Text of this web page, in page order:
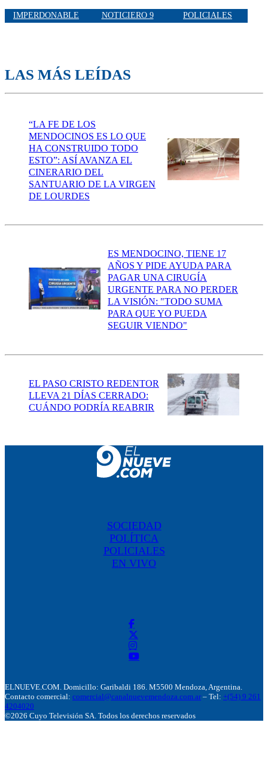
IMPERDONABLE NOTICIERO 9 POLICIALES
LAS MÁS LEÍDAS
“LA FE DE LOS
MENDOCINOS ES LO QUE
HA CONSTRUIDO TODO
ESTO”: ASÍ AVANZA EL
CINERARIO DEL
SANTUARIO DE LA VIRGEN
DE LOURDES
ES MENDOCINO, TIENE 17
AÑOS Y PIDE AYUDA PARA
PAGAR UNA CIRUGÍA
URGENTE PARA NO PERDER
LA VISIÓN: "TODO SUMA
PARA QUE YO PUEDA
SEGUIR VIENDO"
EL PASO CRISTO REDENTOR
LLEVA 21 DÍAS CERRADO:
CUÁNDO PODRÍA REABRIR
SOCIEDAD
POLÍTICA
POLICIALES
EN VIVO
ELNUEVE.COM. Domicillo: Garibaldi 186. M5500 Mendoza, Argentina.
Contacto comercial: comercial@canalnuevemendoza.com.ar – Tel: +(54) 9 261
4204020
©2026 Cuyo Televisión SA. Todos los derechos reservados